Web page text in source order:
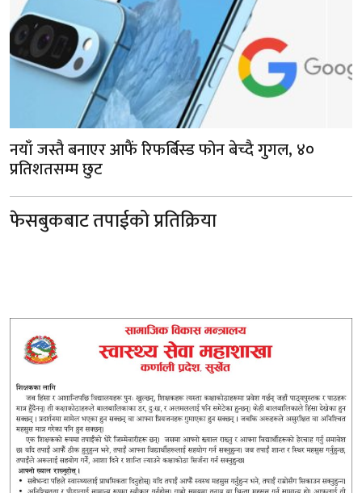
नयाँ जस्तै बनाएर आफैं रिफर्बिस्ड फोन बेच्दै गुगल, ४०
प्रतिशतसम्म छुट
फेसबुकबाट तपाईको प्रतिक्रिया